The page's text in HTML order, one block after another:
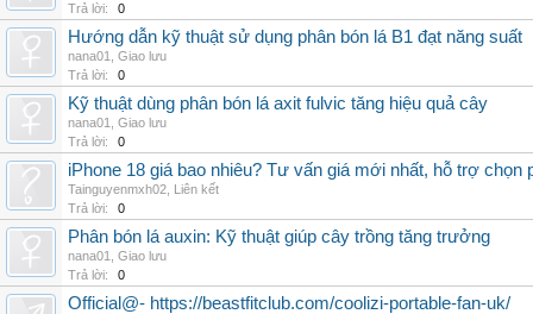
Trả lời:
0
Hướng dẫn kỹ thuật sử dụng phân bón lá B1 đạt năng suất
nana01
Giao lưu
Trả lời:
0
Kỹ thuật dùng phân bón lá axit fulvic tăng hiệu quả cây
nana01
Giao lưu
Trả lời:
0
iPhone 18 giá bao nhiêu? Tư vấn giá mới nhất, hỗ trợ chọn
Tainguyenmxh02 Liên kết
Trả lời:
0
Phân bón lá auxin: Kỹ thuật giúp cây trồng tăng trưởng
nana01
Giao lưu
Trả lời:
0
Official@- https://beastfitclub.com/coolizi-portable-fan-uk/